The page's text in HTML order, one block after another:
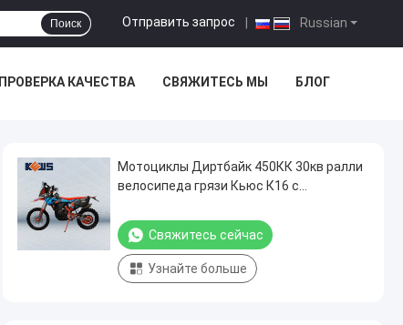
Russian
Отправить запрос
Поиск
ПРОВЕРКА КАЧЕСТВА СВЯЖИТЕСЬ МЫ БЛОГ
Мотоциклы Диртбайк 450КК 30кв ралли
велосипеда грязи Кьюс К16 с
Свяжитесь сейчас
Узнайте больше